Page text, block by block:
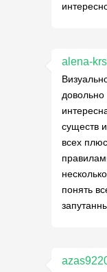
alena-
существ
всех
понять